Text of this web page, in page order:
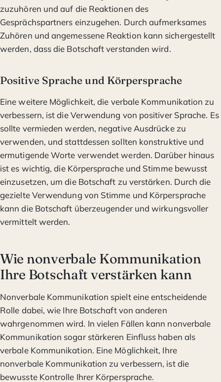
zuzuhören und auf die Reaktionen des
Gesprächspartners einzugehen. Durch aufmerksames
Zuhören und angemessene Reaktion kann sichergestellt
werden, dass die Botschaft verstanden wird.
Positive Sprache und Körpersprache
Eine weitere Möglichkeit, die verbale Kommunikation zu
verbessern, ist die Verwendung von positiver Sprache. Es
sollte vermieden werden, negative Ausdrücke zu
verwenden, und stattdessen sollten konstruktive und
ermutigende Worte verwendet werden. Darüber hinaus
ist es wichtig, die Körpersprache und Stimme bewusst
einzusetzen, um die Botschaft zu verstärken. Durch die
gezielte Verwendung von Stimme und Körpersprache
kann die Botschaft überzeugender und wirkungsvoller
vermittelt werden.
Wie nonverbale Kommunikation
Ihre Botschaft verstärken kann
Nonverbale Kommunikation spielt eine entscheidende
Rolle dabei, wie Ihre Botschaft von anderen
wahrgenommen wird. In vielen Fällen kann nonverbale
Kommunikation sogar stärkeren Einfluss haben als
verbale Kommunikation. Eine Möglichkeit, Ihre
nonverbale Kommunikation zu verbessern, ist die
bewusste Kontrolle Ihrer Körpersprache.